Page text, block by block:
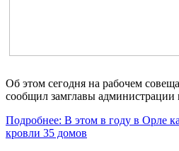
Об этом сегодня на рабочем
сообщил замглавы администрации
Подробнее: В этом в году в Орле
кровли 35 домов